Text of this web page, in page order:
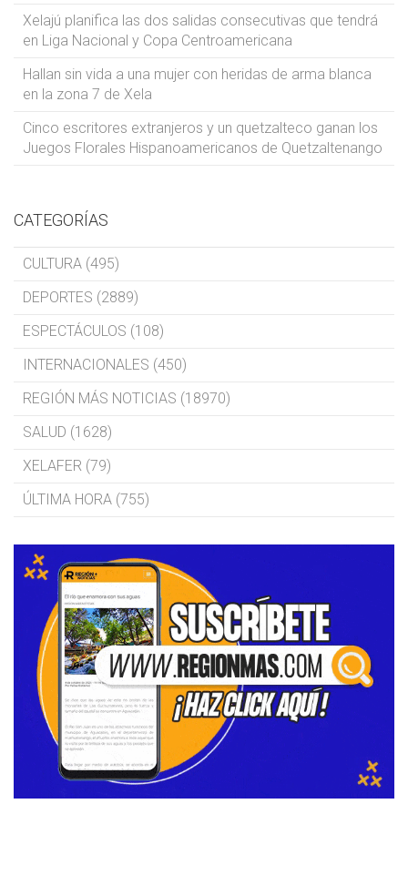
Xelajú planifica las dos salidas consecutivas que tendrá
en Liga Nacional y Copa Centroamericana
Hallan sin vida a una mujer con heridas de arma blanca
en la zona 7 de Xela
Cinco escritores extranjeros y un quetzalteco ganan los
Juegos Florales Hispanoamericanos de Quetzaltenango
CATEGORÍAS
CULTURA (495)
DEPORTES (2889)
ESPECTÁCULOS (108)
INTERNACIONALES (450)
REGIÓN MÁS NOTICIAS (18970)
SALUD (1628)
XELAFER (79)
ÚLTIMA HORA (755)